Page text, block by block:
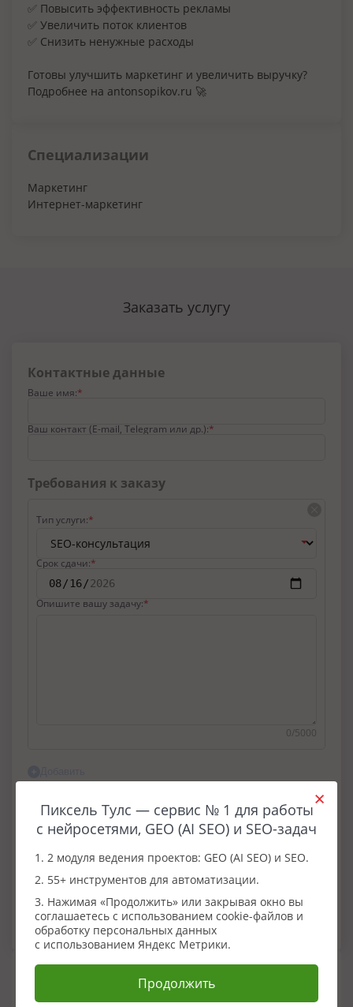
✅ Повысить эффективность рекламы
✅ Увеличить поток клиентов
✅ Снизить ненужные расходы
Готовы улучшить маркетинг и увеличить выручку?
Подробнее на antonsopikov.ru 🚀
Специализации
Маркетинг
Интернет-маркетинг
Заказать услугу
Контактные данные
Ваше имя:
Ваш контакт (E-mail, Telegram или др.):
Требования к заказу
Тип услуги:
Срок сдачи:
Опишите вашу задачу:
0/5000
Вы можете прикрепить до 10 файлов
размером не более 10Мб
Пиксель Тулс — сервис № 1 для работы
с нейросетями, GEO (AI SEO) и SEO-задач
1. 2 модуля ведения проектов: GEO (AI SEO) и SEO.
2. 55+ инструментов для автоматизации.
3. Нажимая «Продолжить» или закрывая окно вы
соглашаетесь с использованием cookie-файлов и
обработку персональных данных
с использованием Яндекс Метрики.
Продолжить